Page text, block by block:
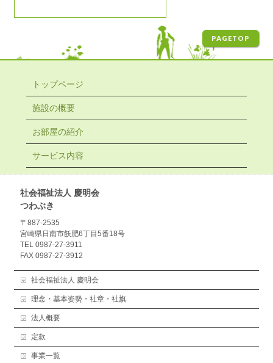
PAGETOP
トップページ
施設の概要
お部屋の紹介
サービス内容
社会福祉法人 慶明会
つわぶき
〒887-2535
宮崎県日南市飫肥6丁目5番18号
TEL 0987-27-3911
FAX 0987-27-3912
社会福祉法人 慶明会
理念・基本姿勢・社章・社旗
法人概要
定款
事業一覧